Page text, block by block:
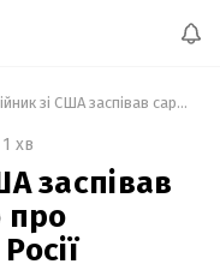
Далекобійник зі США заспівав саркастичну пісню про катастрофу літака Росії
1 хв
заспівав
про